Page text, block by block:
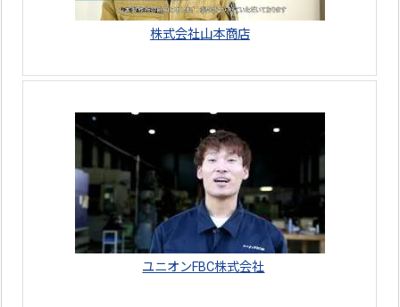
株式会社山本商店
ユニオンFBC株式会社